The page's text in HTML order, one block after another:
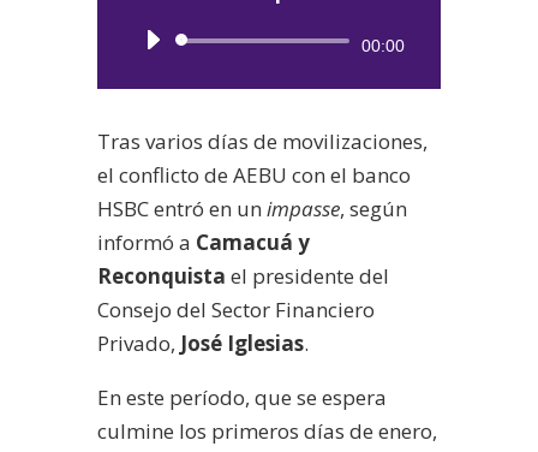
Reproductor
00:00
Tras varios días de movilizaciones,
el conflicto de AEBU con el banco
HSBC entró en un impasse, según
informó a Camacuá y
Reconquista el presidente del
Consejo del Sector Financiero
Privado, José Iglesias.
En este período, que se espera
culmine los primeros días de enero,